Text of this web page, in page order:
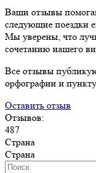
Ваши отзывы
следующие поездки
Мы уверены, что
сочетанию нашего
Все отзывы
орфографии и
Оставить отзыв
Отзывов:
487
Страна
Страна